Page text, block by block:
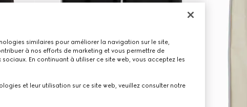
similaires pour améliorer la navigation sur le site,
à nos efforts de marketing et vous permettre de
En continuant à utiliser ce site web, vous acceptez les
et leur utilisation sur ce site web, veuillez consulter notre